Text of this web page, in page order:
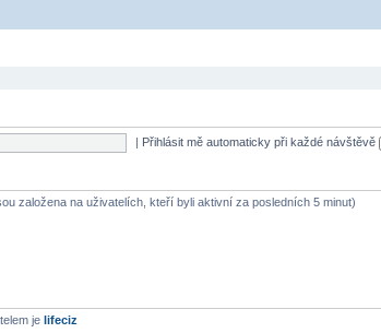
| Přihlásit mě automaticky při každé návštěvě
založena na uživatelích, kteří byli aktivní za posledních 5 minut)
je lifeciz